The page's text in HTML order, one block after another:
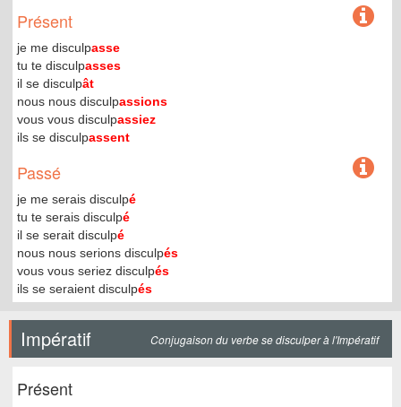
Présent
je me disculpasse
tu te disculpasses
il se disculpât
nous nous disculpassions
vous vous disculpassiez
ils se disculpassent
Passé
je me serais disculpé
tu te serais disculpé
il se serait disculpé
nous nous serions disculpés
vous vous seriez disculpés
ils se seraient disculpés
Impératif Conjugaison du verbe se disculper à l'Impératif
Présent